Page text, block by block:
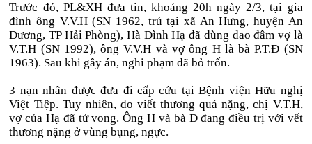
Trước đó, PL&XH đưa tin, khoảng 20h ngày 2/3, tại gia
đình ông V.V.H (SN 1962, trú tại xã An Hưng, huyện An
Dương, TP Hải Phòng), Hà Đình Hạ đã dùng dao đâm vợ là
V.T.H (SN 1992), ông V.V.H và vợ ông H là bà P.T.Đ (SN
1963). Sau khi gây án, nghi phạm đã bỏ trốn.
3 nạn nhân được đưa đi cấp cứu tại Bệnh viện Hữu nghị
Việt Tiệp. Tuy nhiên, do viết thương quá nặng, chị V.T.H,
vợ của Hạ đã tử vong. Ông H và bà Đ đang điều trị với vết
thương nặng ở vùng bụng, ngực.